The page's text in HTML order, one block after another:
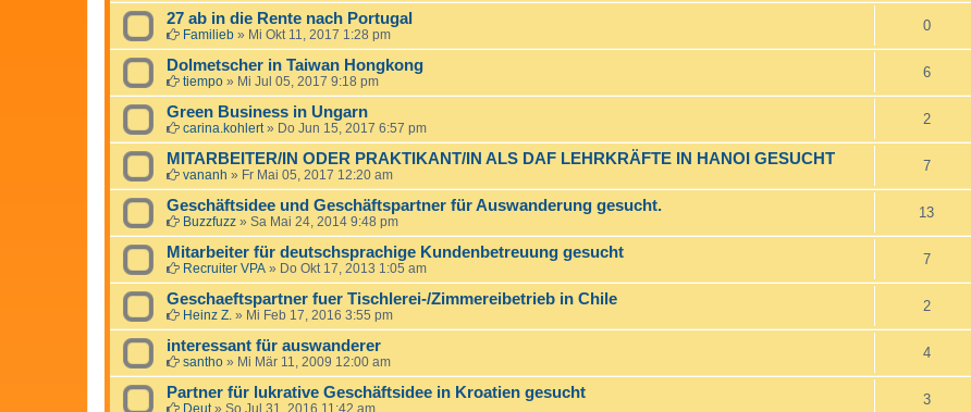
27 ab in die Rente nach Portugal
Familieb » Mi Okt 11, 2017 1:28 pm
0
Dolmetscher in Taiwan Hongkong
tiempo » Mi Jul 05, 2017 9:18 pm
6
Green Business in Ungarn
carina.kohlert» Do Jun 15, 2017 6:57 pm
2
MITARBEITER/IN ODER PRAKTIKANT/IN ALS DAF LEHRKRÄFTE IN HANOI GESUCHT
vananh » Fr Mai 05, 2017 12:20 am
7
Geschäftsidee und Geschäftspartner für Auswanderung gesucht.
Buzzfuzz » Sa Mai 24, 2014 9:48 pm
13
Mitarbeiter für deutschsprachige Kundenbetreuung gesucht
Recruiter VPA » Do Okt 17, 2013 1:05 am
7
Geschaeftspartner fuer Tischlerei-/Zimmereibetrieb in Chile
Heinz Z. » Mi Feb 17, 2016 3:55 pm
2
interessant für auswanderer
santho » Mi Mär 11, 2009 12:00 am
4
Partner für lukrative Geschäftsidee in Kroatien gesucht
Deut» So Jul 31, 2016 11:42 am
3